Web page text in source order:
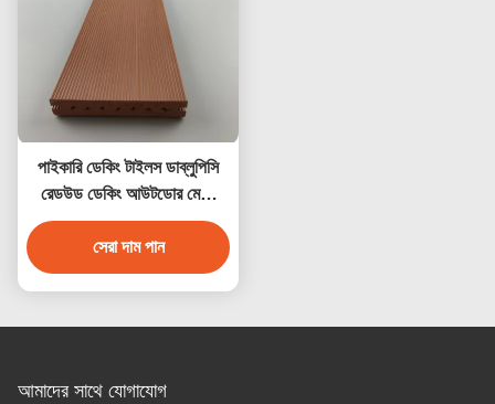
পাইকারি ডেকিং টাইলস ডাব্লুপিসি
রেডউড ডেকিং আউটডোর মেঝে
সজ্জা
সেরা দাম পান
আমাদের সাথে যোগাযোগ